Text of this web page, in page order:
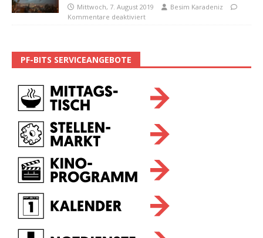
Mittwoch, 7. August 2019
Besim Karadeniz
Kommentare deaktiviert
PF-BITS SERVICEANGEBOTE